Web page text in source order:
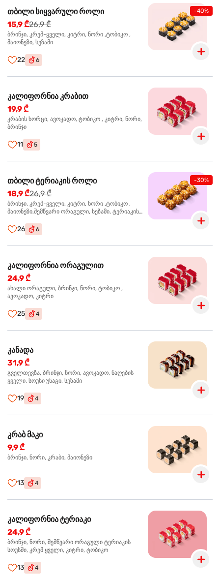
-40%
თბილი სიყვარული როლი
15,9 ₾26,9 ₾
ბრინჯი, კრემ-ყველი, კიტრი, ნორი ,ტობიკო ,
მაიონეზი, სეზამი
22 6
კალიფორნია კრაბით
19,9 ₾
კრაბის ხორცი, ავოკადო, ტობიკო , კიტრი, ნორი,
ბრინჯი
11 5
-30%
თბილი ტერიაკის როლი
18,9 ₾26,9 ₾
ბრინჯი, კრემ-ყველი, კიტრი, ნორი ,ტობიკო ,
მაიონეზი,შემწვარი ორაგული, სეზამი, ტერიაკის
26 6
კალიფორნია ორაგულით
24,9 ₾
ახალი ორაგული, ბრინჯი, ნორი, ტობიკო ,
ავოკადო, კიტრი
25 4
კანადა
31,9 ₾
გველთევზა, ბრინჯი, ნორი, ავოკადო, ნაღების
ყველი, სოუსი უნაგი, სეზამი
19 4
კრაბ მაკი
9,9 ₾
ბრინჯი, ნორი, კრაბი, მაიონეზი
13 4
კალიფორნია ტერიაკი
24,9 ₾
ბრინჯი, ნორი, შემწვარი ორაგული ტერიაკის
სოუსში, კრემ ყველი, კიტრი, ტობიკო
13 4